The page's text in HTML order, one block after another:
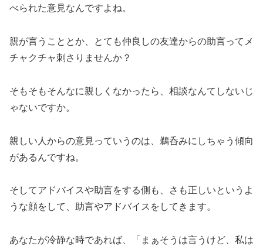
べられた意見なんですよね。
親が言うこととか、とても仲良しの友達からの助言ってメ
チャクチャ刺さりませんか？
そもそもそんなに親しくなかったら、相談なんてしないじ
ゃないですか。
親しい人からの意見っていうのは、鵜呑みにしちゃう傾向
があるんですね。
そしてアドバイスや助言をする側も、さも正しいというよ
うな顔をして、助言やアドバイスをしてきます。
あなたが冷静な時であれば、「まぁそうは言うけど、私は